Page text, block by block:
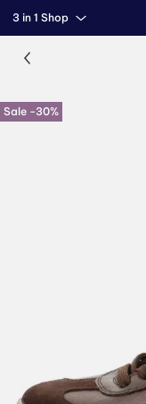
3 in 1 Shop
Sale -30%